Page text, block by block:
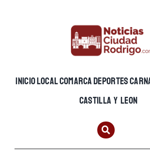
INICIOLOCALCOMARCADEPORTES
CASTILLA Y LEON